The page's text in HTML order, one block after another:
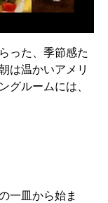
った、季節感た
は温かいアメリ
グルームには、
一皿から始ま